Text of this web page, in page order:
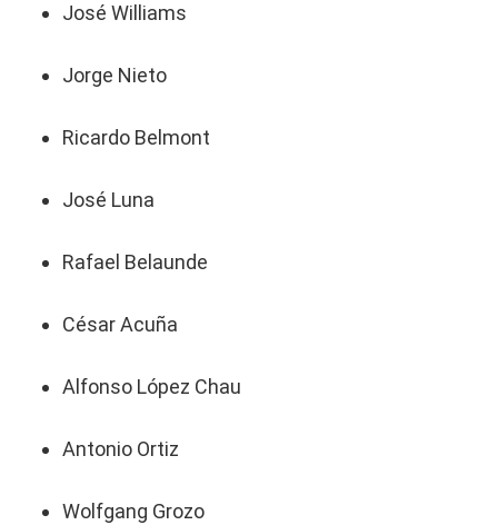
José Williams
Jorge Nieto
Ricardo Belmont
José Luna
Rafael Belaunde
César Acuña
Alfonso López Chau
Antonio Ortiz
Wolfgang Grozo